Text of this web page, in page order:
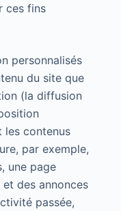
ces fins
personnalisés
du site que
(la diffusion
les contenus
par exemple,
une page
et des annonces
passée,